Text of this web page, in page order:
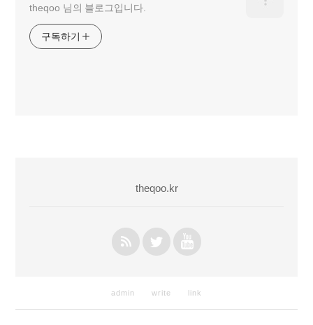
theqoo 님의 블로그입니다.
구독하기
theqoo.kr
admin write link